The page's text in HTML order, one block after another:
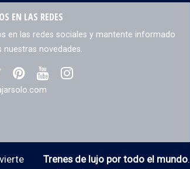
EN LAS REDES
en las redes sociales y mantente informado
nuestras novedades.
Trenes de lujo por todo el mundo.